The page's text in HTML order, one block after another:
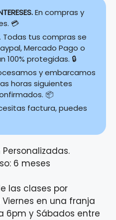
En compras y
💳
. Todas tus compras se
Mercado Pago o
protegidas. 🔒
y embarcamos
horas siguientes
📦
factura, puedes
6 meses
las clases por
en una franja
6pm y Sábados entre